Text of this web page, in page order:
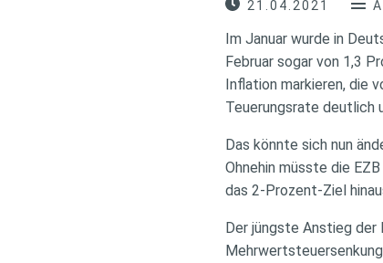
21.04.2021
Im Januar wurde in
Februar sogar von 1,3
Inflation markieren, die
Teuerungsrate deutlich
Das könnte sich nun
Ohnehin müsste die
das 2-Prozent-Ziel
Der jüngste Anstieg